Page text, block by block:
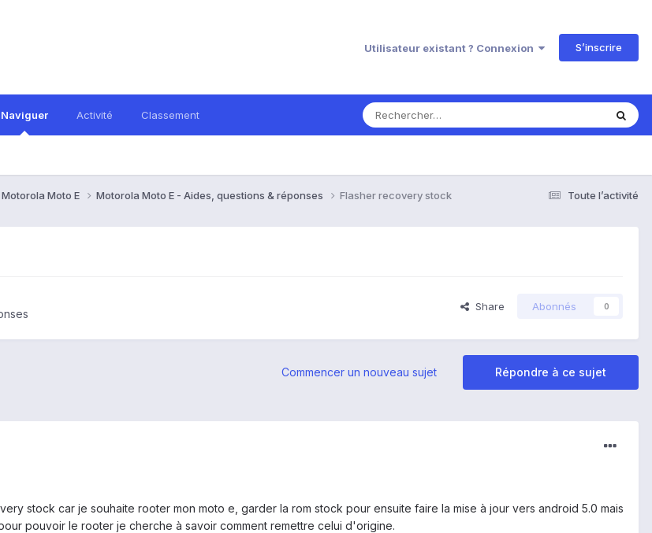
Utilisateur existant ? Connexion S’inscrire
Naviguer Activité Classement
Toute l’activité
Motorola Moto E Motorola Moto E - Aides, questions & réponses Flasher recovery stock
Share Abonnés 0
Répondre à ce sujet
Commencer un nouveau sujet
stock car je souhaite rooter mon moto e, garder la rom stock pour ensuite faire la mise à jour vers android 5.0 mais
pouvoir le rooter je cherche à savoir comment remettre celui d'origine.